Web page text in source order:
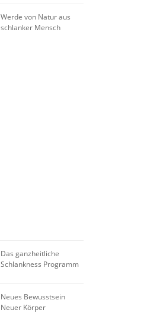
Werde von Natur aus
schlanker Mensch
Das ganzheitliche
Schlankness Programm
Neues Bewusstsein
Neuer Körper